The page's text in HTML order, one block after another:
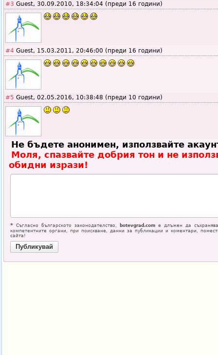
#3 Guest, 30.09.2010, 18:34:04 (преди 16 години)
#4 Guest, 15.03.2011, 20:46:00 (преди 16 години)
#5 Guest, 02.05.2016, 10:38:48 (преди 10 години)
Не бъдете анонимен, използвайте
Моля, спазвайте добрия тон и не
обидни изрази!
*Съгласно българското законодателство, botevgrad.comе длъжен да
компетентните органи, при поискване, данни за публикации и коментари,
сайта!